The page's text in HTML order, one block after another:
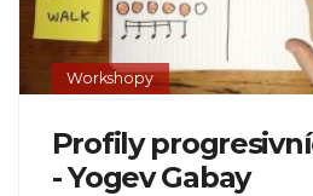
Workshopy
Profily
- Yogev Gabay